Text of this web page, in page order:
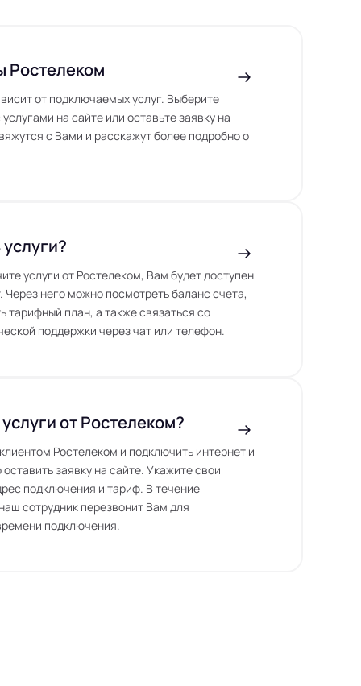
Ростелеком
от подключаемых услуг. Выберите
на сайте или оставьте заявку на
с Вами и расскажут более подробно о
услуги от Ростелеком, Вам будет доступен
Через него можно посмотреть баланс счета,
тарифный план, а также связаться со
поддержки через чат или телефон.
от Ростелеком?
Ростелеком и подключить интернет и
заявку на сайте. Укажите свои
подключения и тариф. В течение
сотрудник перезвонит Вам для
подключения.